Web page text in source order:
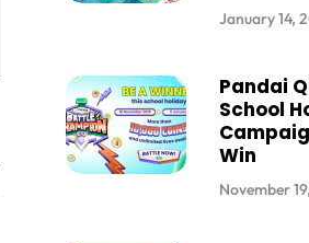
January 14,
Pandai
School
Win
November